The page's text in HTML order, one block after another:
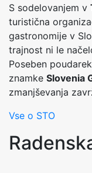
S sodelovanjem v
turistična
gastronomije v
trajnost ni le
Poseben
znamke Slovenia
zmanjševanja
Vse o STO